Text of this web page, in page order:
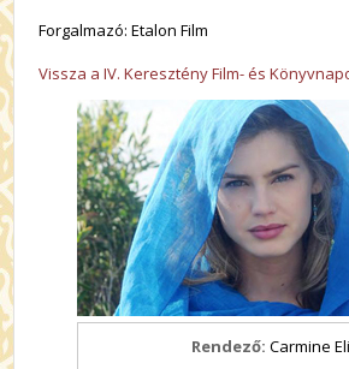
Forgalmazó: Etalon Film
Vissza a IV. Keresztény Film- és
Rendező: Carmine